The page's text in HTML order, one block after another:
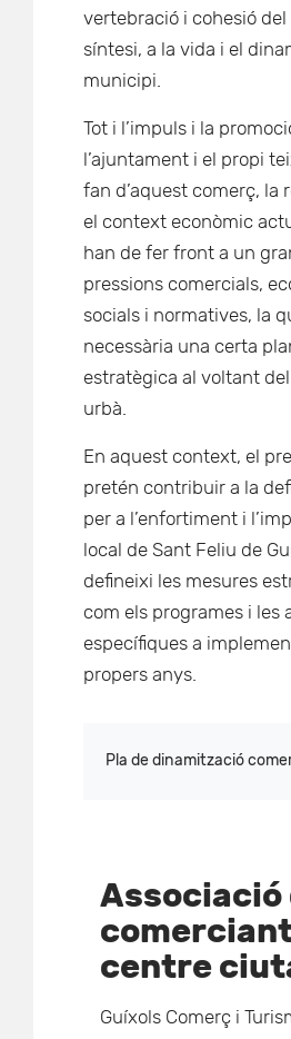
vertebració i cohesió
síntesi, a la vida i el
municipi.
Tot i l’impuls i la
l’ajuntament i el propi
fan d’aquest comerç, la
el context econòmic
han de fer front a un
pressions comercials,
socials i normatives, la
necessària una certa
estratègica al voltant
urbà.
En aquest context, el
pretén contribuir a la
per a l’enfortiment i
local de Sant Feliu de
defineixi les mesures
com els programes i les
específiques a
propers anys.
Pla de dinamització
Associació
centre
Guíxols Comerç i